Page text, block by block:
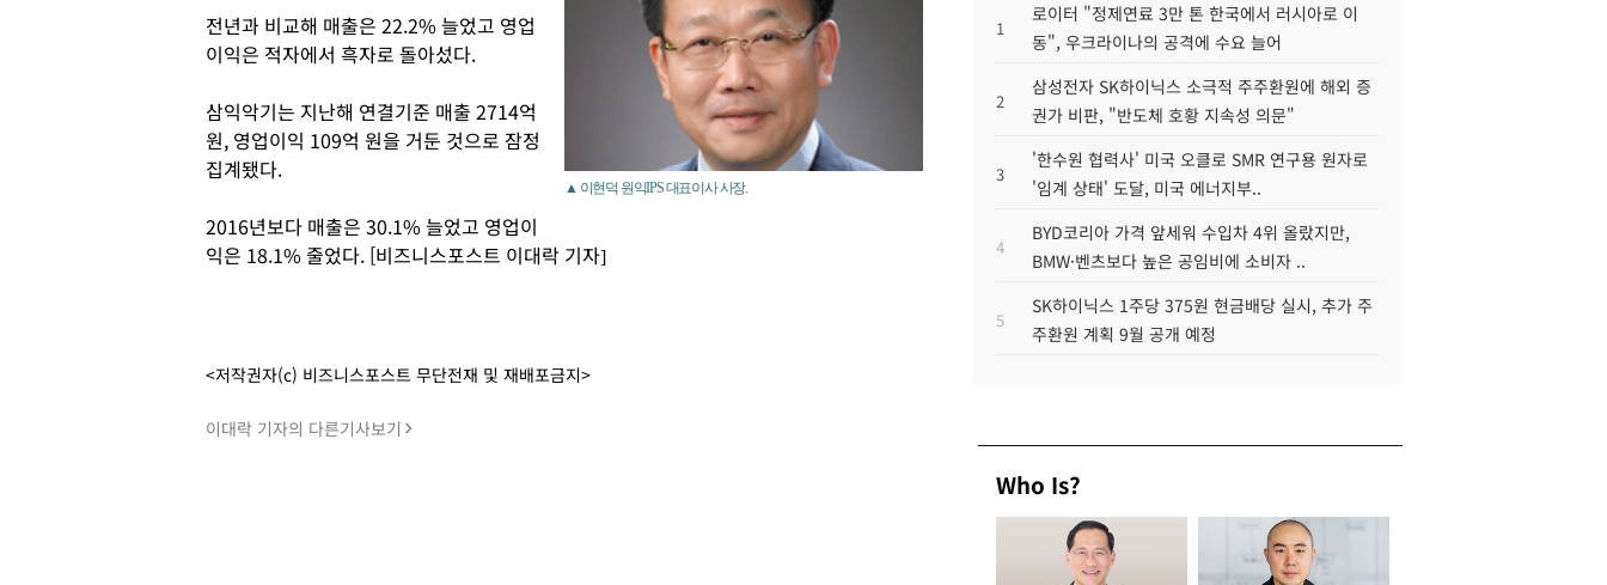
▲ 이현덕 원익IPS 대표이사 사장.
전년과 비교해 매출은 22.2% 늘었고 영업
이익은 적자에서 흑자로 돌아섰다.
삼익악기는 지난해 연결기준 매출 2714억
원, 영업이익 109억 원을 거둔 것으로 잠정
집계됐다.
2016년보다 매출은 30.1% 늘었고 영업이
익은 18.1% 줄었다. [비즈니스포스트 이대락 기자]
<저작권자(c) 비즈니스포스트 무단전재 및 재배포금지>
이대락 기자의 다른기사보기
1
로이터 "정제연료 3만 톤 한국에서 러시아로 이
동", 우크라이나의 공격에 수요 늘어
2
삼성전자 SK하이닉스 소극적 주주환원에 해외 증
권가 비판, "반도체 호황 지속성 의문"
3
'한수원 협력사' 미국 오클로 SMR 연구용 원자로
'임계 상태' 도달, 미국 에너지부..
4
BYD코리아 가격 앞세워 수입차 4위 올랐지만,
BMW·벤츠보다 높은 공임비에 소비자 ..
5
SK하이닉스 1주당 375원 현금배당 실시, 추가 주
주환원 계획 9월 공개 예정
Who Is?